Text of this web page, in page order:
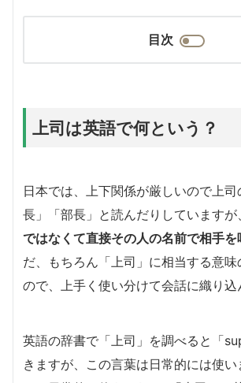
目次
上司は英語で何という？
日本では、上下関係が厳しいので上
長」「部長」と読んだりしていますが、
ではなくて直接その人の名前で相手を
だ、もちろん「上司」に相当する意味
ので、上手く使い分けて会話に織り込
英語の辞書で「上司」を調べると「
きますが、この言葉は日常的には使